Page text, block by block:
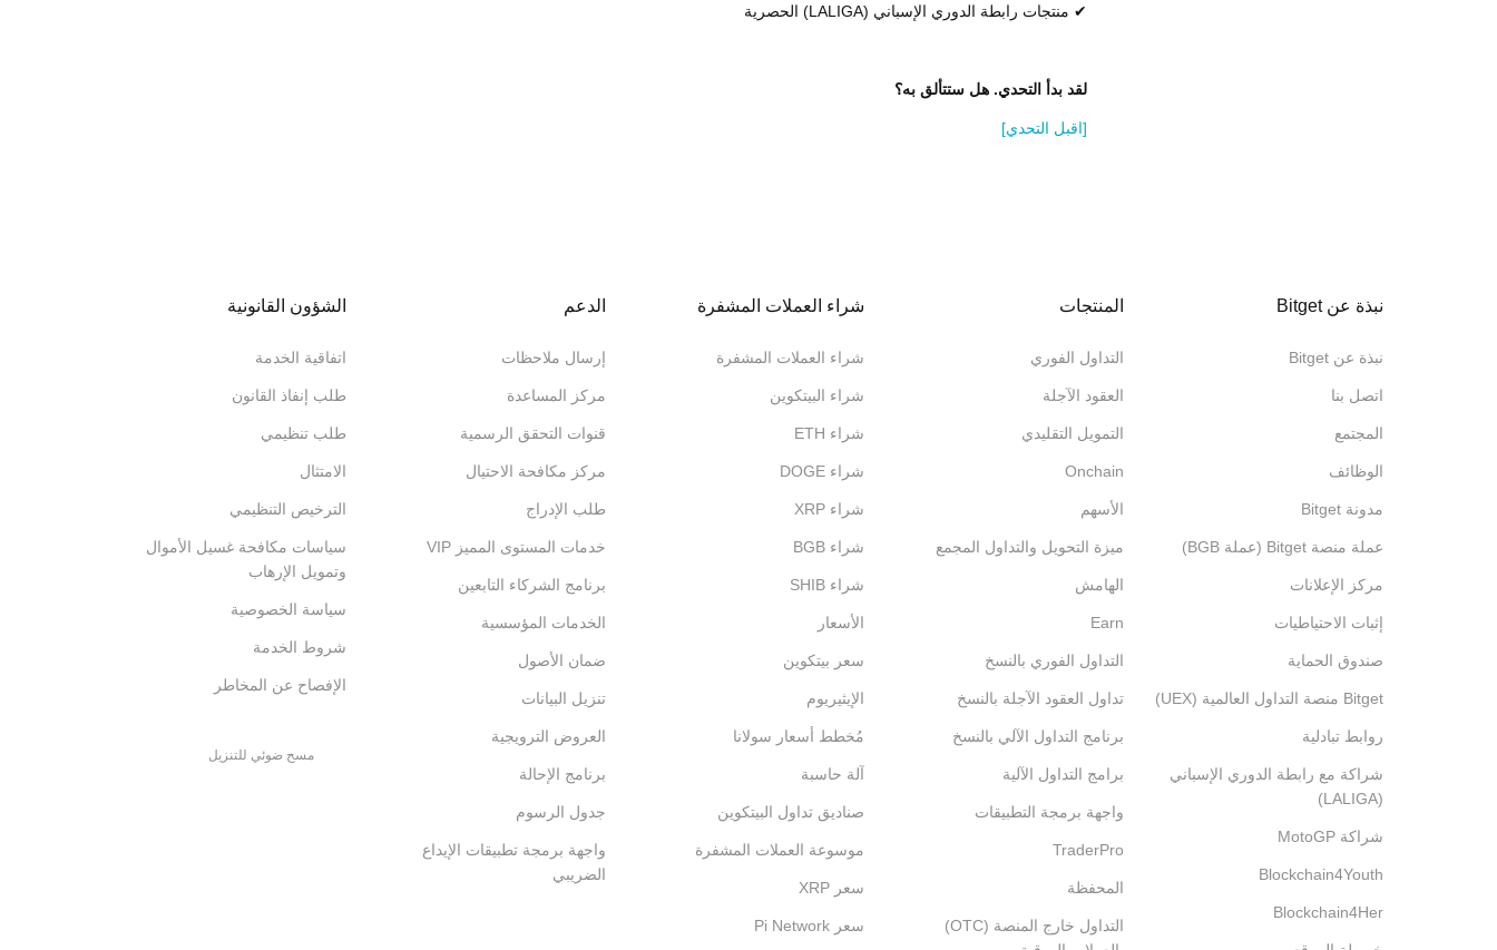
✔ منتجات رابطة الدوري الإسباني (LALIGA) الحصرية
لقد بدأ التحدي. هل ستتألق به؟
[اقبل التحدي]
نبذة عن Bitget
نبذة عن Bitget
اتصل بنا
المجتمع
الوظائف
مدونة Bitget
عملة منصة Bitget (عملة BGB)
مركز الإعلانات
إثبات الاحتياطيات
صندوق الحماية
Bitget منصة التداول العالمية (UEX)
روابط تبادلية
شراكة مع رابطة الدوري الإسباني
(LALIGA)
شراكة MotoGP
Blockchain4Youth
Blockchain4Her
المنتجات
التداول الفوري
العقود الآجلة
التمويل التقليدي
Onchain
الأسهم
ميزة التحويل والتداول المجمع
الهامش
Earn
التداول الفوري بالنسخ
تداول العقود الآجلة بالنسخ
برنامج التداول الآلي بالنسخ
برامج التداول الآلية
واجهة برمجة التطبيقات
TraderPro
المحفظة
التداول خارج المنصة (OTC)
شراء العملات المشفرة
شراء العملات المشفرة
شراء البيتكوين
شراء ETH
شراء DOGE
شراء XRP
شراء BGB
شراء SHIB
الأسعار
سعر بيتكوين
الإيثيريوم
مُخطط أسعار سولانا
آلة حاسبة
صناديق تداول البيتكوين
موسوعة العملات المشفرة
سعر XRP
سعر Pi Network
الدعم
إرسال ملاحظات
مركز المساعدة
قنوات التحقق الرسمية
مركز مكافحة الاحتيال
طلب الإدراج
خدمات المستوى المميز VIP
برنامج الشركاء التابعين
الخدمات المؤسسية
ضمان الأصول
تنزيل البيانات
العروض الترويجية
برنامج الإحالة
جدول الرسوم
واجهة برمجة تطبيقات الإيداع
الضريبي
الشؤون القانونية
اتفاقية الخدمة
طلب إنفاذ القانون
طلب تنظيمي
الامتثال
الترخيص التنظيمي
سياسات مكافحة غسيل الأموال
وتمويل الإرهاب
سياسة الخصوصية
شروط الخدمة
الإفصاح عن المخاطر
مسح ضوئي للتنزيل